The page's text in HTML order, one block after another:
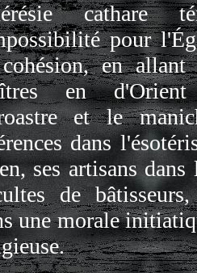
cathare
pour
en allant
en
et le
dans
ses artisans dans
de
une morale